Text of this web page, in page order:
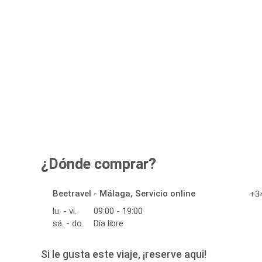
¿Dónde comprar?
Beetravel - Málaga, Servicio online
lu. - vi.
09:00 - 19:00
sá. - do.
Día libre
Si le gusta este viaje, ¡reserve aqui!